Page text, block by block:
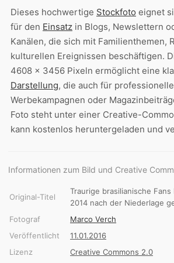
Dieses hochwertige Stockfoto eignet
für den Einsatz in Blogs, Newslettern
Kanälen, die sich mit Familienthemen,
kulturellen Ereignissen beschäftigen.
4608 x 3456 Pixeln ermöglicht eine
Darstellung, die auch für
Werbekampagnen oder
Foto steht unter einer Creative-
kann kostenlos heruntergeladen und
Informationen zum Bild und Creative
Original-Titel
Traurige brasilianische
2014 nach der Niederlage
Fotograf
Marco Verch
Veröffentlicht
11.01.2016
Lizenz
Creative Commons 2.0